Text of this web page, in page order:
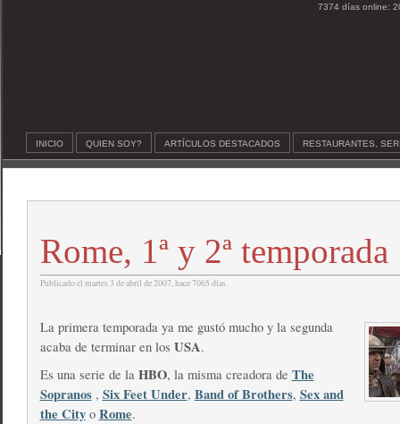
7374 días online:
INICIO QUIEN SOY? ARTÍCULOS DESTACADOS RESTAURANTES,
Rome, 1ª y 2ª temporada
Publicado el martes 3 de abril de 2007, hace 7065 días.
La primera temporada ya me gustó mucho y la segunda
acaba de terminar en los USA.
Es una serie de la HBO, la misma creadora de The
Sopranos, Six Feet Under, Band of Brothers, Sex and
the Cityo Rome.